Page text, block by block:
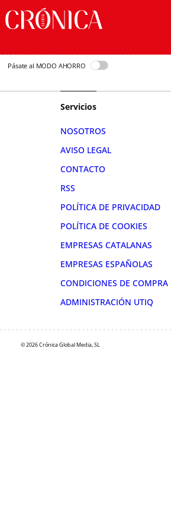
Pásate al MODO AHORRO
Servicios
NOSOTROS
AVISO LEGAL
CONTACTO
RSS
POLÍTICA DE PRIVACIDAD
POLÍTICA DE COOKIES
EMPRESAS CATALANAS
EMPRESAS ESPAÑOLAS
CONDICIONES DE COMPRA
ADMINISTRACIÓN UTIQ
© 2026 Crónica Global Media, SL